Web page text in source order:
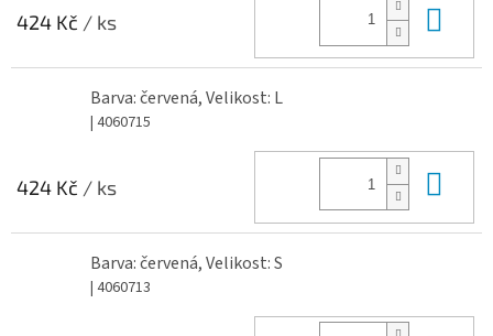
424 Kč / ks
Barva: červená, Velikost: L
| 4060715
424 Kč / ks
Barva: červená, Velikost: S
| 4060713